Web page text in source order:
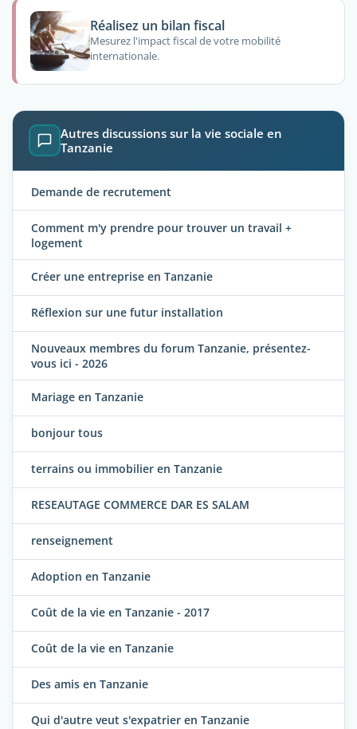
Réalisez un bilan fiscal
Mesurez l'impact fiscal de votre mobilité
internationale.
Autres discussions sur la vie sociale en
Tanzanie
Demande de recrutement
Comment m'y prendre pour trouver un travail +
logement
Créer une entreprise en Tanzanie
Réflexion sur une futur installation
Nouveaux membres du forum Tanzanie, présentez-
vous ici - 2026
Mariage en Tanzanie
bonjour tous
terrains ou immobilier en Tanzanie
RESEAUTAGE COMMERCE DAR ES SALAM
renseignement
Adoption en Tanzanie
Coût de la vie en Tanzanie - 2017
Coût de la vie en Tanzanie
Des amis en Tanzanie
Qui d'autre veut s'expatrier en Tanzanie